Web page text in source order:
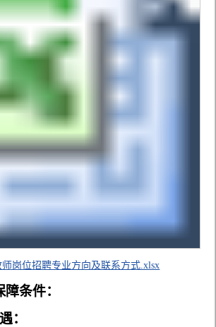
师岗位招聘专业方向及联系方式.xlsx
障条件：
：